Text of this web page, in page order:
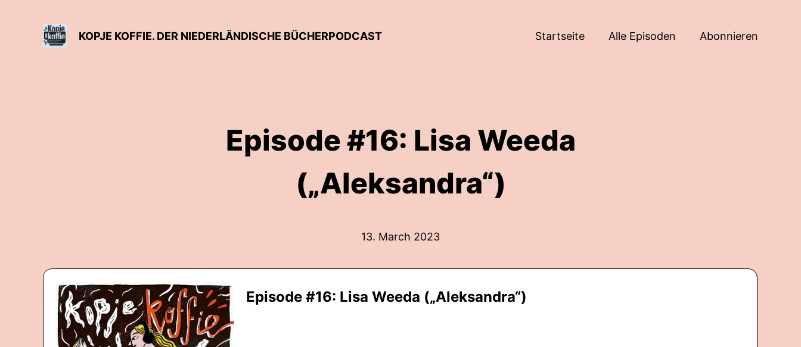
KOPJE KOFFIE. DER NIEDERLÄNDISCHE BÜCHERPODCAST Startseite Alle Episoden Abonnieren
Episode #16: Lisa Weeda
(„Aleksandra“)
13. March 2023